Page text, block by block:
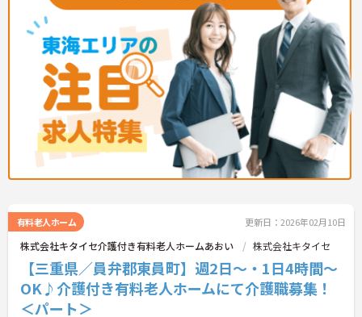
有料老人ホーム 更新日：2026年02月10日
株式会社キタイセ介護付き有料老人ホームあおい 株式会社キタイセ
【三重県／員弁郡東員町】週2日～・1日4時間～
OK♪介護付き有料老人ホームにて介護職募集！
＜パート＞